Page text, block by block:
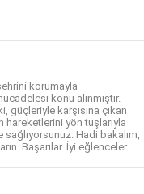
korumayla
konu alınmıştır.
güçleriyle karşısına çıkan
hareketlerini yön tuşlarıyla
Hadi bakalım,
Başarılar. İyi eğlenceler…